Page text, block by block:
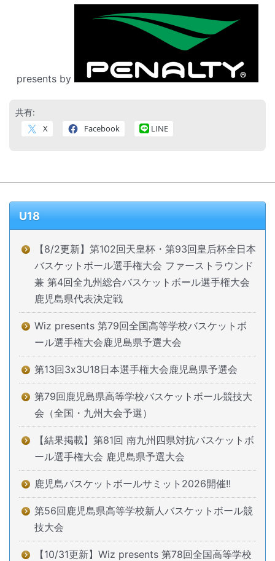
presents by
共有:
X Facebook LINE
U18
【8/2更新】第102回天皇杯・第93回皇后杯全日本
バスケットボール選手権大会 ファーストラウンド
兼 第4回全九州総合バスケットボール選手権大会
鹿児島県代表決定戦
Wiz presents 第79回全国高等学校バスケットボ
ール選手権大会鹿児島県予選大会
第13回3x3U18日本選手権大会鹿児島県予選会
第79回鹿児島県高等学校バスケットボール競技大
会（全国・九州大会予選）
【結果掲載】第81回 南九州四県対抗バスケットボ
ール選手権大会 鹿児島県予選大会
鹿児島バスケットボールサミット2026開催!!
第56回鹿児島県高等学校新人バスケットボール競
技大会
【10/31更新】Wiz presents 第78回全国高等学校